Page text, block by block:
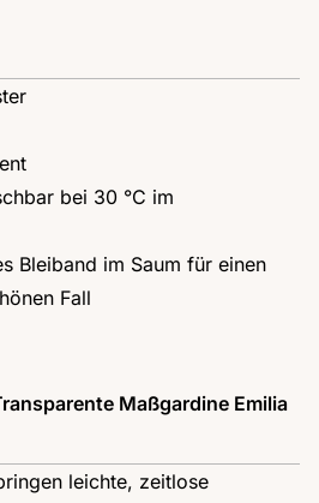
bei 30 °C im
Bleiband im Saum für einen
Fall
Maßgardine Emilia
leichte, zeitlose